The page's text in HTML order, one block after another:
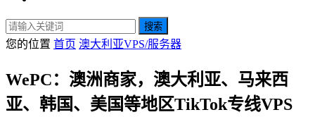
搜索
您的位置 首页 澳大利亚VPS/服务器
WePC：澳洲商家，澳大利亚、马来西
亚、韩国、美国等地区TikTok专线VPS